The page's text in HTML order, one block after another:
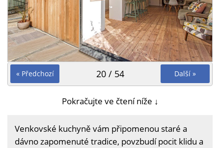
« Předchozí Další »
20 / 54
Pokračujte ve čtení níže ↓
Venkovské kuchyně vám připomenou staré a
dávno zapomenuté tradice, povzbudí pocit klidu a